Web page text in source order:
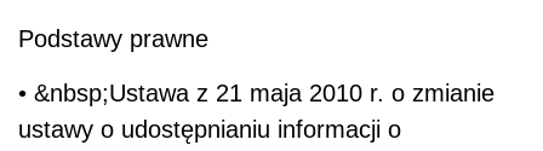
Podstawy prawne
• &nbsp;Ustawa z 21 maja 2010 r. o zmianie
ustawy o udostępnianiu informacji o